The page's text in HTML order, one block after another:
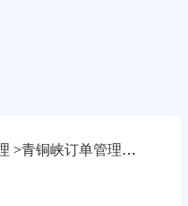
>青铜峡订单管理软件